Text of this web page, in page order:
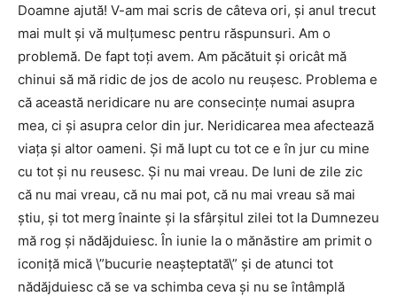
Doamne ajută! V-am mai scris de câteva ori, şi anul trecut
mai mult şi vă mulţumesc pentru răspunsuri. Am o
problemă. De fapt toţi avem. Am păcătuit şi oricât mă
chinui să mă ridic de jos de acolo nu reuşesc. Problema e
că această neridicare nu are consecinţe numai asupra
mea, ci şi asupra celor din jur. Neridicarea mea afectează
viaţa şi altor oameni. Și mă lupt cu tot ce e în jur cu mine
cu tot și nu reusesc. Și nu mai vreau. De luni de zile zic
că nu mai vreau, că nu mai pot, că nu mai vreau să mai
știu, și tot merg înainte și la sfârșitul zilei tot la Dumnezeu
mă rog și nădăjduiesc. În iunie la o mănăstire am primit o
iconiță mică \”bucurie neașteptată\” și de atunci tot
nădăjduiesc că se va schimba ceva și nu se întâmplă